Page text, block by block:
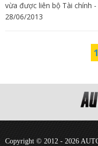
vừa được liên bộ Tài chính
28/06/2013
1
Copyright © 2012 - 2026